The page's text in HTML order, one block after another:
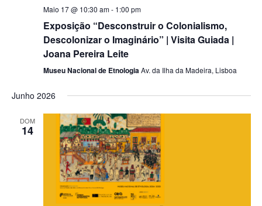
Maio 17 @ 10:30 am- 1:00 pm
Exposição “Desconstruir o Colonialismo,
Descolonizar o Imaginário” | Visita Guiada |
Joana Pereira Leite
Museu Nacional de EtnologiaAv. da Ilha da Madeira, Lisboa
Junho 2026
DOM
14